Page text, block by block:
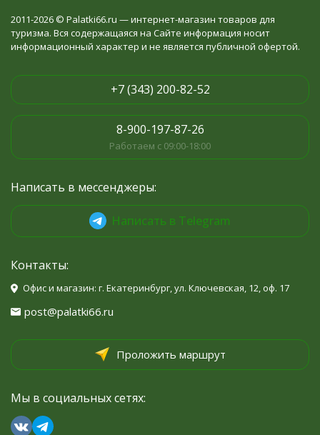
2011-2026 © Palatki66.ru — интернет-магазин товаров для
туризма. Вся содержащаяся на Сайте информация носит
информационный характер и не является публичной офертой.
+7 (343) 200-82-52
8-900-197-87-26
Работаем с 09:00-18:00
Написать в мессенджеры:
Написать в Telegram
Контакты:
Офис и магазин: г. Екатеринбург, ул. Ключевская, 12, оф. 17
post@palatki66.ru
Проложить маршрут
Мы в социальных сетях: